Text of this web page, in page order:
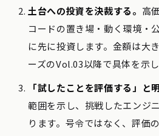
土台への投資を決裁する。 高
コードの置き場・動く環境・
に先に投資します。金額は大
ーズのVol.03以降で具体を示し
「試したことを評価する」と
範囲を示し、挑戦したエンジ
ります。号令ではなく、評価